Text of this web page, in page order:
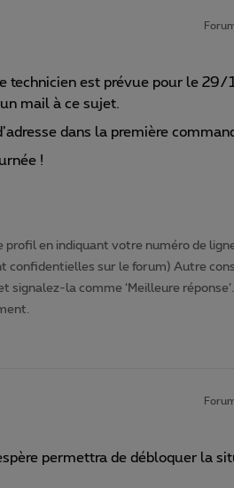
technicien est prévue pour le
mail à ce sujet.
dans la première
!
en indiquant votre numéro de
confidentielles sur le forum) Autre
signalez-la comme ‘Meilleure réponse’.
permettra de débloquer la